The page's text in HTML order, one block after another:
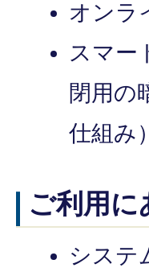
オンラ
スマー
閉用の
仕組み）
ご利用に
システ